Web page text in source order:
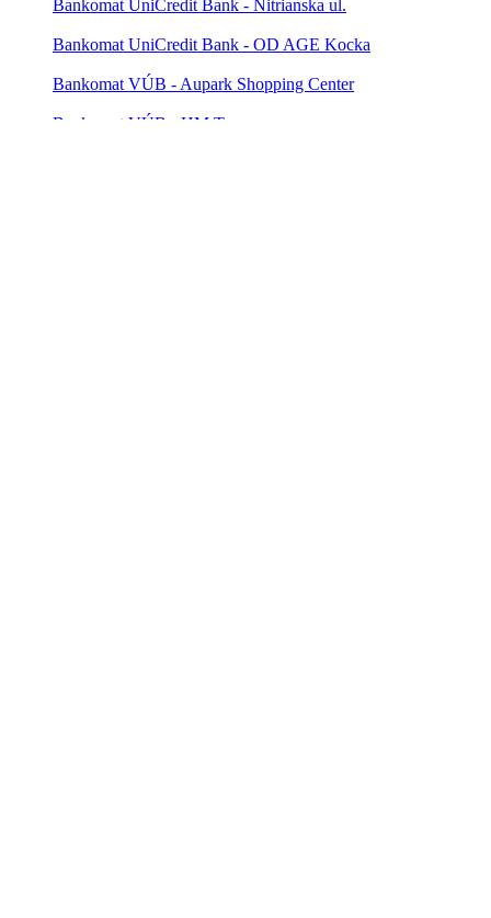
Bankomat UniCredit Bank - Nitrianska ul.
Bankomat UniCredit Bank - OD AGE Kocka
Bankomat VÚB - Aupark Shopping Center
Bankomat VÚB - HM Tesco